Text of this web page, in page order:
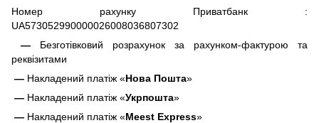
Номер рахунку Приватбанк :
UA573052990000026008036807302
— Безготівковий розрахунок за рахунком-фактурою та
реквізитами
— Накладений платіж «Нова Пошта»
— Накладений платіж «Укрпошта»
— Накладений платіж «Meest Express»